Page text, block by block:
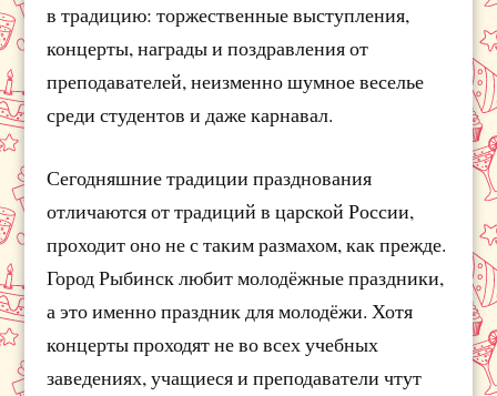
в традицию: торжественные выступления,
концерты, награды и поздравления от
преподавателей, неизменно шумное веселье
среди студентов и даже карнавал.
Сегодняшние традиции празднования
отличаются от традиций в царской России,
проходит оно не с таким размахом, как прежде.
Город Рыбинск любит молодёжные праздники,
а это именно праздник для молодёжи. Хотя
концерты проходят не во всех учебных
заведениях, учащиеся и преподаватели чтут